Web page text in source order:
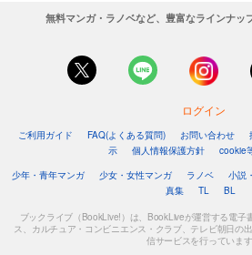
無料マンガ・ラノベなど、豊富なラインナッ
ログイン
ご利用ガイド FAQ(よくある質問) お問い合わせ
示
個人情報保護方針
cookie
少年・青年マンガ
少女・女性マンガ ラノベ 小説
真集
TL BL
ブックライブ（BookLive!）は、BookLiveが運営する電子
ス、カルチュア・コンビニエンス・クラブ、テレビ朝日の
信サービスを行っています